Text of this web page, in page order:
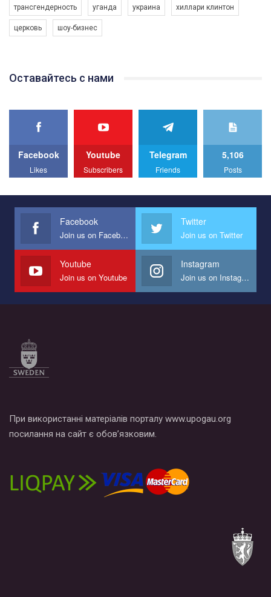
Ми просимо вашої підтримки, щоб реалізувати нашу
програму з боротьби з насильством проти ЛГБТ в Україні.
Якщо ти хочеш підтримати нас - просто натисни "лайк" під
best video, representing programme for the development of
We appeal to your support and ask to help us implement our plan
All you have to do is to press "Like" below the video.
Эмоционально сильный ролик от команды "Гей-альянс
представляющий программу развития организации.
Мы просим вас поддержать нас и помочь нам реализовать
наш план по борьбе с насилием и дискриминацией на почве
СОГИ в Украине.
Все, что вам нужно сделать - это зайти на наш канал YouTube
по этой ссылке и поставить лайк под видео.
трансгендерность уганда украина хиллари клинтон
церковь шоу-бизнес
Оставайтесь с нами
Facebook
Likes
Youtube
Subscribers
Telegram
Friends
5,106
Posts
Facebook
Join us on Facebook
Twitter
Join us on Twitter
Youtube
Join us on Youtube
Instagram
Join us on Instagram
При використанні матеріалів порталу www.upogau.org
посилання на сайт є обов’язковим.